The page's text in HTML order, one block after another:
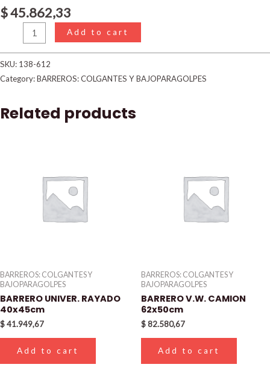
$45.862,33
Add to cart
SKU: 138-612
Category:BARREROS: COLGANTES Y BAJOPARAGOLPES
Related products
BARREROS: COLGANTES Y
BAJOPARAGOLPES
BARRERO UNIVER. RAYADO
40x45cm
$41.949,67
Add to cart
BARREROS: COLGANTES Y
BAJOPARAGOLPES
BARRERO V.W. CAMION
62x50cm
$82.580,67
Add to cart